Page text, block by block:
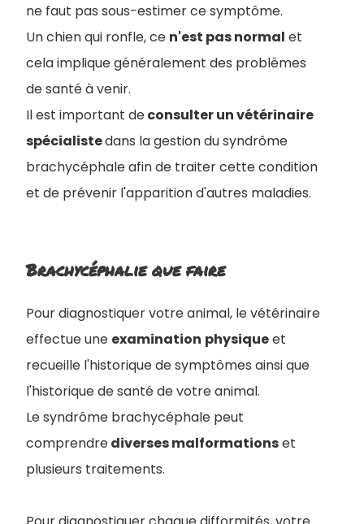
ne faut pas sous-estimer ce symptôme.
Un chien qui ronfle, ce n'est pas normal et
cela implique généralement des problèmes
de santé à venir.
Il est important deconsulter un vétérinaire
spécialistedans la gestion du syndrôme
brachycéphale afin de traiter cette condition
et de prévenir l'apparition d'autres maladies.
Brachycéphalie que faire
Pour diagnostiquer votre animal, le vétérinaire
effectue une examination physiqueet
recueille l'historique de symptômes ainsi que
l'historique de santé de votre animal.
Le syndrôme brachycéphale peut
comprendrediverses malformationset
plusieurs traitements.